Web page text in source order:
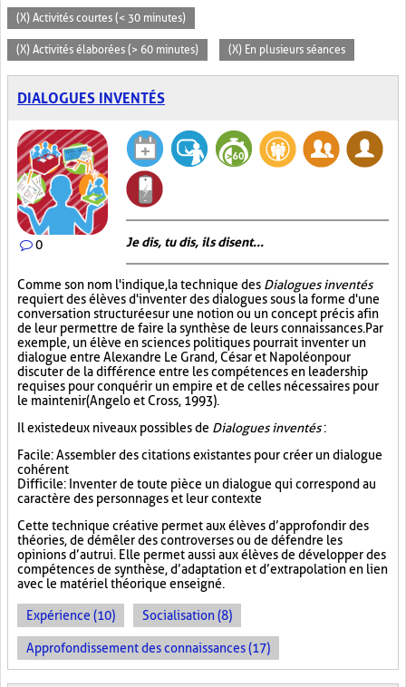
(X) Activités courtes (< 30 minutes)
(X) Activités élaborées (> 60 minutes) (X) En plusieurs séances
DIALOGUES INVENTÉS
0 Je dis, tu dis, ils disent...
Comme son nom l'indique, la technique des Dialogues inventés
requiert des élèves d'inventer des dialogues sous la forme d'une
conversation structurée sur une notion ou un concept précis afin
de leur permettre de faire la synthèse de leurs connaissances. Par
exemple, un élève en sciences politiques pourrait inventer un
dialogue entre Alexandre Le Grand, César et Napoléon pour
discuter de la différence entre les compétences en leadership
requises pour conquérir un empire et de celles nécessaires pour
le maintenir (Angelo et Cross, 1993).
Il existe deux niveaux possibles de Dialogues inventés:
Facile : Assembler des citations existantes pour créer un dialogue
cohérent
Difficile : Inventer de toute pièce un dialogue qui correspond au
caractère des personnages et leur contexte
Cette technique créative permet aux élèves d’approfondir des
théories, de démêler des controverses ou de défendre les
opinions d’autrui. Elle permet aussi aux élèves de développer des
compétences de synthèse, d’adaptation et d’extrapolation en lien
avec le matériel théorique enseigné.
Expérience (10) Socialisation (8)
Approfondissement des connaissances (17)